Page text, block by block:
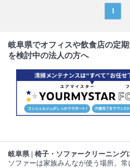
1
岐阜県でオフィスや飲食店の定
を検討中の法人の方へ
岐阜県 | 椅子・ソファークリーニング
ソファーは家族みんなが使う場所。